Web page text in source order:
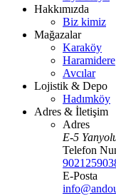
Hakkımızda
Biz kimiz
Mağazalar
Karaköy
Haramidere
Avcılar
Lojistik & Depo
Hadımköy
Adres & İletişim
Adres
E-5
Telefon
E-Posta